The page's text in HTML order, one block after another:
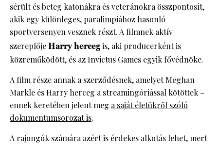
sérült és beteg katonákra és veteránokra összpontosít,
akik egy különleges, paralimpiához hasonló
sportversenyen vesznek részt. A filmnek aktív
szereplőjeHarry hercegis, aki producerként is
közreműködött, és az Invictus Games egyik fővédnöke.
A film része annak a szerződésnek, amelyet Meghan
Markle és Harry herceg a streamingóriással kötöttek –
ennek keretében jelent meg a saját életükről szóló
dokumentumsorozat is.
A rajongók számára azért is érdekes alkotás lehet, mert